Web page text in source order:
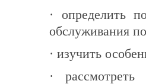
· определить
обслуживания
· изучить
· рассмотреть